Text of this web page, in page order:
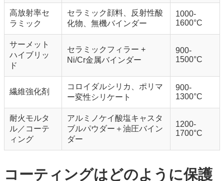
高放射率セ
ラミック
セラミック顔料、反射性酸
化物、無機バインダー
1000-
1600°C
サーメット
ハイブリッ
ド
セラミックフィラー +
Ni/Cr金属バインダー
900-
1500°C
繊維強化剤
コロイダルシリカ、ポリマ
ー変性シリケート
900-
1300°C
耐火モルタ
ル／コーテ
ィング
アルミノケイ酸塩キャスタ
ブルパウダー＋油圧バイン
ダー
1200-
1700°C
コーティングはどのように保護